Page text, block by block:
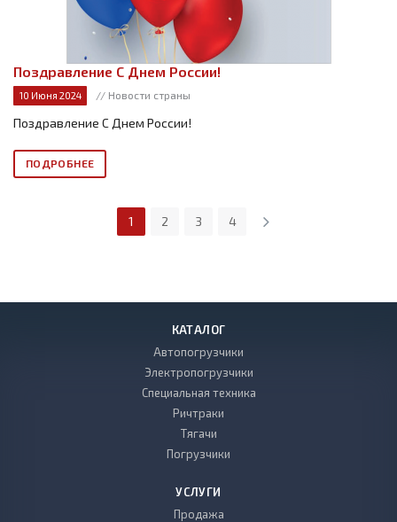
Поздравление С Днем России!
10 Июня 2024 // Новости страны
Поздравление С Днем России!
ПОДРОБНЕЕ
1 2 3 4
КАТАЛОГ
Автопогрузчики
Электропогрузчики
Специальная техника
Ричтраки
Тягачи
Погрузчики
УСЛУГИ
Продажа